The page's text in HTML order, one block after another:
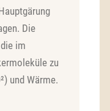
Die
im
zu
und Wärme.